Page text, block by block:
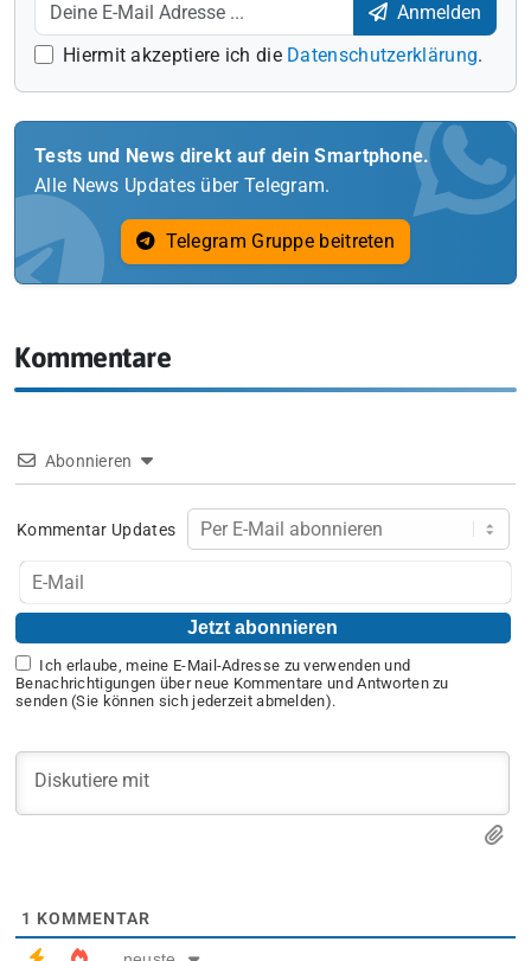
Anmelden
Hiermit akzeptiere ich die Datenschutzerklärung.
Tests und News direkt auf dein Smartphone.
Alle News Updates über Telegram.
Telegram Gruppe beitreten
Kommentare
Abonnieren
Kommentar Updates
Ich erlaube, meine E-Mail-Adresse zu verwenden und
Benachrichtigungen über neue Kommentare und Antworten zu
senden (Sie können sich jederzeit abmelden).
1 KOMMENTAR